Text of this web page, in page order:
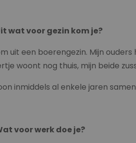
wat voor gezin kom je?
uit een boerengezin. Mijn
woont nog thuis, mijn beide
inmiddels al enkele jaren
voor werk doe je?